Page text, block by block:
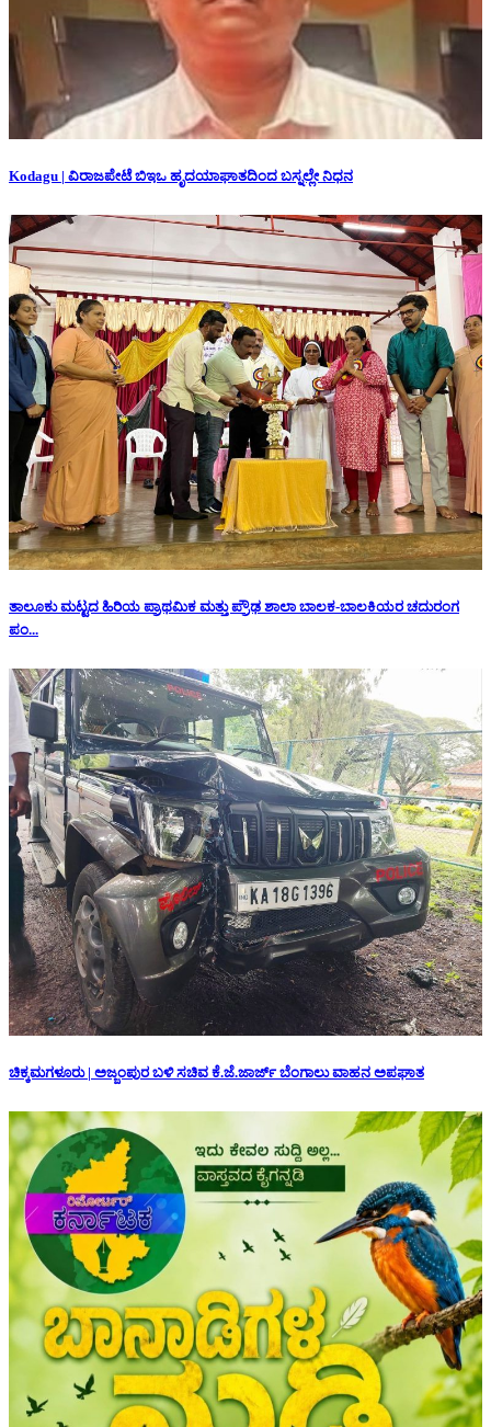
Kodagu | ವಿರಾಜಪೇಟೆ ಬಿಇಒ ಹೃದಯಾಘಾತದಿಂದ ಬಸ್ನಲ್ಲೇ ನಿಧನ
ತಾಲೂಕು ಮಟ್ಟದ ಹಿರಿಯ ಪ್ರಾಥಮಿಕ ಮತ್ತು ಪ್ರೌಢ ಶಾಲಾ ಬಾಲಕ-ಬಾಲಕಿಯರ ಚದುರಂಗ
ಪಂ...
ಚಿಕ್ಕಮಗಳೂರು | ಅಜ್ಜಂಪುರ ಬಳಿ ಸಚಿವ ಕೆ.ಜೆ.ಜಾರ್ಜ್ ಬೆಂಗಾಲು ವಾಹನ ಅಪಘಾತ